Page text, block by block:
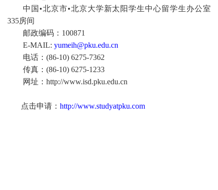
中国•北京市•北京大学新太阳学生中心留学生办公室
335房间
邮政编码：100871
E-MAIL: yumeih@pku.edu.cn
电话：(86-10) 6275-7362
传真：(86-10) 6275-1233
网址：http://www.isd.pku.edu.cn
点击申请： http://www.studyatpku.com